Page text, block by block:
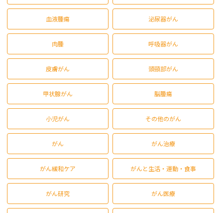
血液腫瘍 泌尿器がん
肉腫 呼吸器がん
皮膚がん 頭頸部がん
甲状腺がん 脳腫瘍
小児がん その他のがん
がん がん治療
がん緩和ケア がんと生活・運動・食事
がん研究 がん医療